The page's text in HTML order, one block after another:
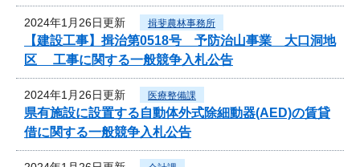
2024年1月26日更新 揖斐農林事務所
【建設工事】揖治第0518号 予防治山事業 大口洞地
区 工事に関する一般競争入札公告
2024年1月26日更新 医療整備課
県有施設に設置する自動体外式除細動器(AED)の賃貸
借に関する一般競争入札公告